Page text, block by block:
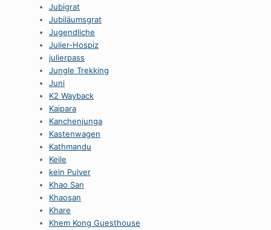
Jubigrat
Jubiläumsgrat
Jugendliche
Julier-Hospiz
julierpass
Jungle Trekking
Juni
K2 Wayback
Kaipara
Kanchenjunga
Kastenwagen
Kathmandu
Keile
kein Pulver
Khao San
Khaosan
Khare
Khem Kong Guesthouse